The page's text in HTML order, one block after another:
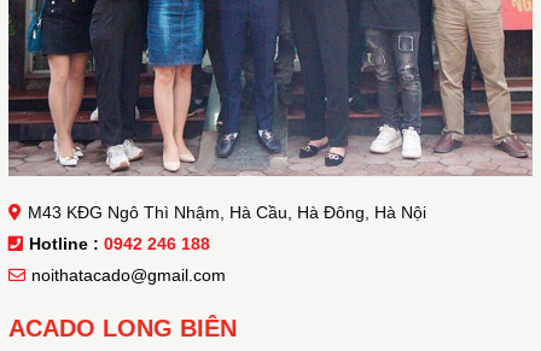
M43 KĐG Ngô Thì Nhậm, Hà Cầu, Hà Đông, Hà Nội
Hotline : 0942 246 188
noithatacado@gmail.com
ACADO LONG BIÊN